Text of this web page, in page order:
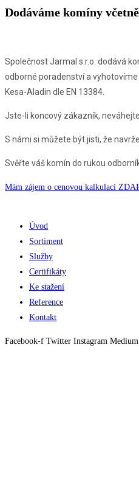
Dodáváme komíny
Společnost Jarmal s.r.o. dodává
odborné poradenství a
Kesa-Aladin dle EN 13384.
Jste-li koncový zákazník,
S námi si můžete být jisti, že
Svěřte váš komín do rukou
Mám zájem o cenovou kalkulaci
Úvod
Sortiment
Služby
Certifikáty
Ke stažení
Reference
Kontakt
Facebook-f Twitter Instagram Medium